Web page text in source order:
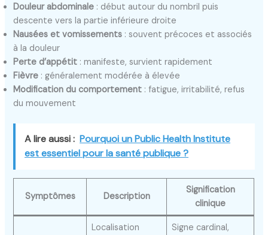
Douleur abdominale : début autour du nombril puis
descente vers la partie inférieure droite
Nausées et vomissements : souvent précoces et associés
à la douleur
Perte d’appétit : manifeste, survient rapidement
Fièvre : généralement modérée à élevée
Modification du comportement : fatigue, irritabilité, refus
du mouvement
A lire aussi : Pourquoi un Public Health Institute
est essentiel pour la santé publique ?
Symptômes Description
Signification
clinique
Localisation
Signe cardinal,